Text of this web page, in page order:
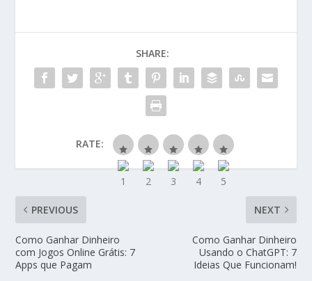
SHARE:
RATE:
PREVIOUS
Como Ganhar Dinheiro
com Jogos Online Grátis: 7
Apps que Pagam
NEXT
Como Ganhar Dinheiro
Usando o ChatGPT: 7
Ideias Que Funcionam!